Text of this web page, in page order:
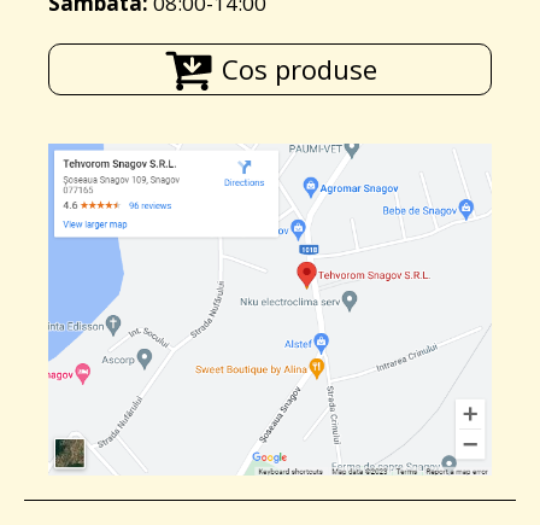
Cos produse